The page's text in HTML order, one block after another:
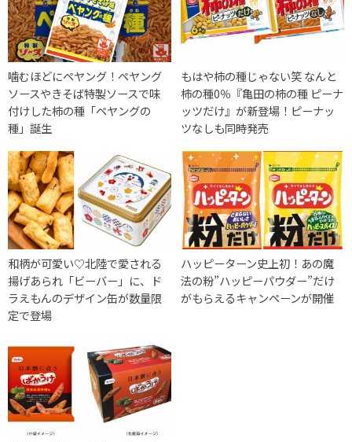
噛むほどにペヤング！ペヤング
ソースやきそば特製ソースで味
付けした柿の種「ペヤングの
種」誕生
もはや柿の種じゃない笑 なんと
柿の種0％『亀田の柿の種 ピーナ
ッツだけ』が新登場！ピーナッ
ツなしも同時発売
和柄が可愛い♡北陸で愛される
揚げあられ「ビーバー」に、ド
ラえもんのデザイン缶が数量限
定で登場
ハッピーターン史上初！あの魔
法の粉”ハッピーパウダー”だけ
がもらえるキャンペーンが開催